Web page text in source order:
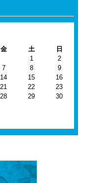
金 土
日
1
2
7 8
9
14 15
16
21 22
23
28 29
30